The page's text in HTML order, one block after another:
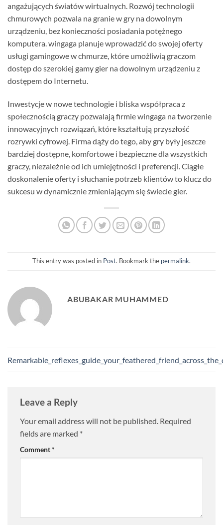
angażujących światów wirtualnych. Rozwój technologii
chmurowych pozwala na granie w gry na dowolnym
urządzeniu, bez konieczności posiadania potężnego
komputera. wingaga planuje wprowadzić do swojej oferty
usługi gamingowe w chmurze, które umożliwią graczom
dostęp do szerokiej gamy gier na dowolnym urządzeniu z
dostępem do Internetu.
Inwestycje w nowe technologie i bliska współpraca z
społecznością graczy pozwalają firmie wingaga na tworzenie
innowacyjnych rozwiązań, które kształtują przyszłość
rozrywki cyfrowej. Firma dąży do tego, aby gry były jeszcze
bardziej dostępne, komfortowe i bezpieczne dla wszystkich
graczy, niezależnie od ich umiejętności i preferencji. Ciągłe
doskonalenie oferty i słuchanie potrzeb klientów to klucz do
sukcesu w dynamicznie zmieniającym się świecie gier.
This entry was posted in Post. Bookmark the permalink.
ABUBAKAR MUHAMMED
Leave a Reply
Your email address will not be published. Required
fields are marked *
Comment*